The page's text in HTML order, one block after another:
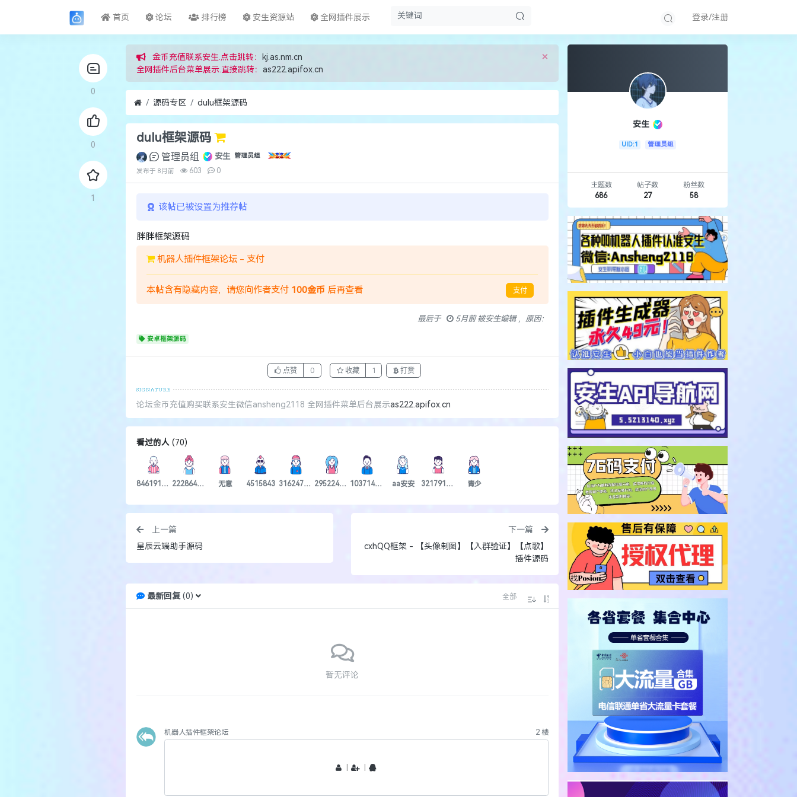
首页 论坛 排行榜 安生资源站 全网插件展示 登录/注册
0
0
1
金币充值联系安生.点击跳转：
kj.as.nm.cn
全网插件后台菜单展示.直接跳转： as222.apifox.cn
×
源码专区 dulu框架源码
dulu框架源码
管理员组 安生 管理员组
发布于 8月前 603 0
该帖已被设置为推荐帖
胖胖框架源码
机器人插件框架论坛 - 支付
本帖含有隐藏内容，请您向作者支付 100金币 后再查看 支付
最后于 5月前 被安生编辑 ，原因：
安卓框架源码
点赞 0 收藏 1 打赏
论坛金币充值购买联系安生微信ansheng2118 全网插件菜单后台展示as222.apifox.cn
看过的人( 70)
846191736 2228648173 无意 4515843 3162476880 2952243065 1037146185 aa安安 3217913166 青少
上一篇
星辰云端助手源码
下一篇
cxhQQ框架 - 【头像制图】【入群验证】【点歌】
插件源码
最新回复 (0) 全部
暂无评论
机器人插件框架论坛 2楼
丨 丨
安生
UID:1 管理员组
主题数
686
帖子数
27
粉丝数
58